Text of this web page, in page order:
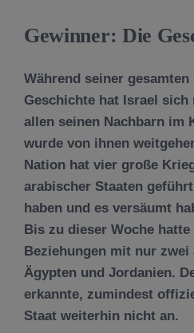
Gewinner: Die
Während seiner gesamten
Geschichte hat Israel
allen seinen Nachbarn im
wurde von ihnen
Nation hat vier große
arabischer Staaten
haben und es versäumt
Bis zu dieser Woche
Beziehungen mit nur zwei
Ägypten und Jordanien.
erkannte, zumindest
Staat weiterhin nicht an.